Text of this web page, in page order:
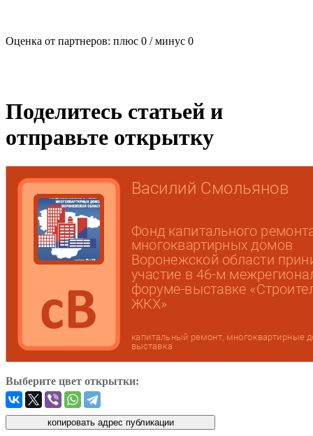
Оценка от партнеров: плюс 0 / минус 0
Поделитесь статьей и
отправьте открытку
Выберите цвет открытки: